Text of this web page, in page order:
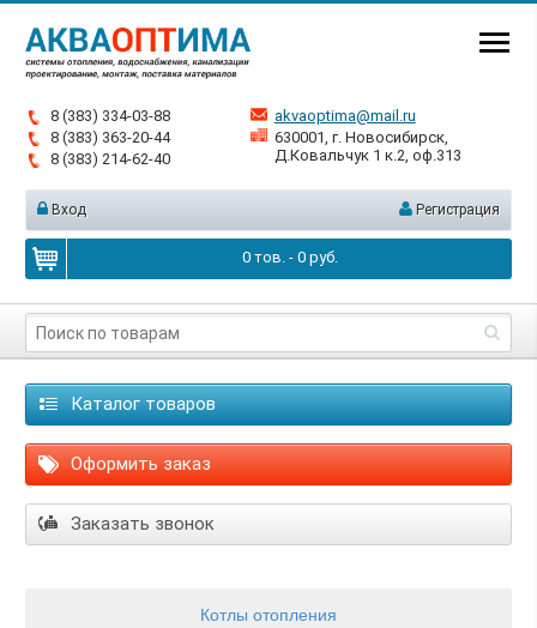
8 (383) 334-03-88
8 (383) 363-20-44
8 (383) 214-62-40
akvaoptima@mail.ru
630001, г. Новосибирск,
Д.Ковальчук 1 к.2, оф.313
Вход Регистрация
0тов. - 0руб.
Каталог товаров
Оформить заказ
Заказать звонок
Котлы отопления